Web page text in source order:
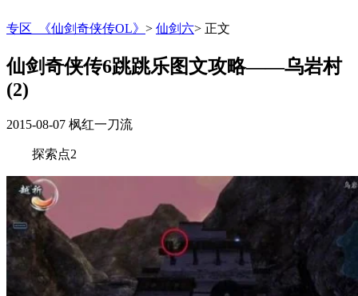
专区_《仙剑奇侠传OL》 > 仙剑六> 正文
仙剑奇侠传6跳跳乐图文攻略——乌岩村
(2)
2015-08-07 枫红一刀流
探索点2